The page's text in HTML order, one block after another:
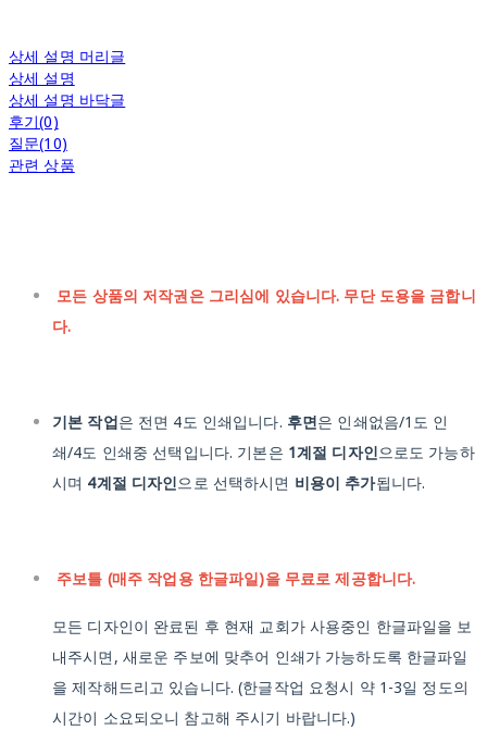
상세 설명 머리글
상세 설명
상세 설명 바닥글
후기(0)
질문(10)
관련 상품
모든 상품의 저작권은 그리심에 있습니다. 무단 도용을 금합니
다.
기본 작업은 전면 4도 인쇄입니다. 후면은 인쇄없음/1도 인
쇄/4도 인쇄중 선택입니다. 기본은 1계절 디자인으로도 가능하
시며 4계절 디자인으로 선택하시면 비용이 추가됩니다.
주보틀 (매주 작업용 한글파일)을 무료로 제공합니다.
모든 디자인이 완료된 후 현재 교회가 사용중인 한글파일을 보
내주시면, 새로운 주보에 맞추어 인쇄가 가능하도록 한글파일
을 제작해드리고 있습니다.(한글작업 요청시 약 1-3일 정도의
시간이 소요되오니 참고해 주시기 바랍니다.)